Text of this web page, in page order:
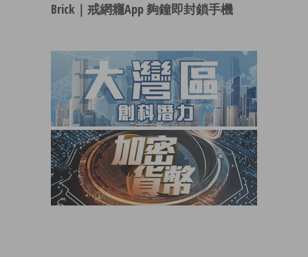
Brick｜戒網癮App 夠鐘即封鎖手機